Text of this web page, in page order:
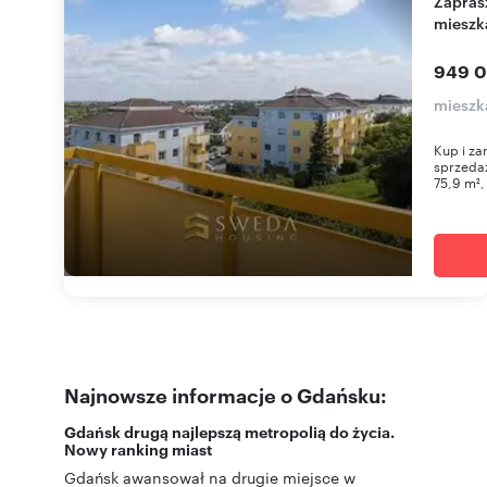
949
Kup i
75,9
Najnowsze informacje o Gdańsku:
Gdańsk drugą najlepszą metropolią do życia.
Nowy ranking miast
Gdańsk awansował na drugie miejsce w